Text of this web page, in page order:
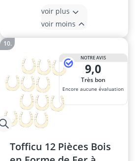
voir plus
voir moins
NOTRE AVIS
9,0
Très bon
Encore aucune évaluation
Tofficu 12 Pièces Bois